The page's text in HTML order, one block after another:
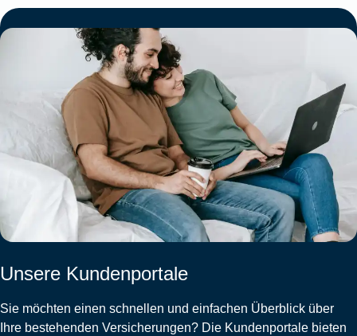
Unsere Kundenportale
Sie möchten einen schnellen und einfachen Überblick über
Ihre bestehenden Versicherungen? Die Kundenportale bieten